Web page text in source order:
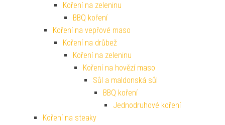
Koření na zeleninu
BBQ koření
Koření na vepřové maso
Koření na drůbež
Koření na zeleninu
Koření na hovězí maso
Sůl a maldonská sůl
BBQ koření
Jednodruhové koření
Koření na steaky